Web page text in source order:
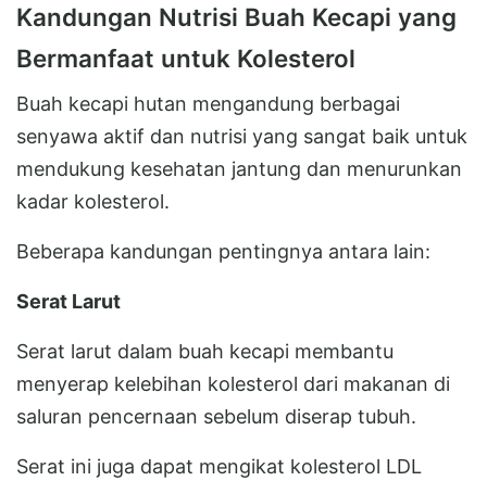
Kandungan Nutrisi Buah Kecapi yang
Bermanfaat untuk Kolesterol
Buah kecapi hutan mengandung berbagai
senyawa aktif dan nutrisi yang sangat baik untuk
mendukung kesehatan jantung dan menurunkan
kadar kolesterol.
Beberapa kandungan pentingnya antara lain:
Serat Larut
Serat larut dalam buah kecapi membantu
menyerap kelebihan kolesterol dari makanan di
saluran pencernaan sebelum diserap tubuh.
Serat ini juga dapat mengikat kolesterol LDL